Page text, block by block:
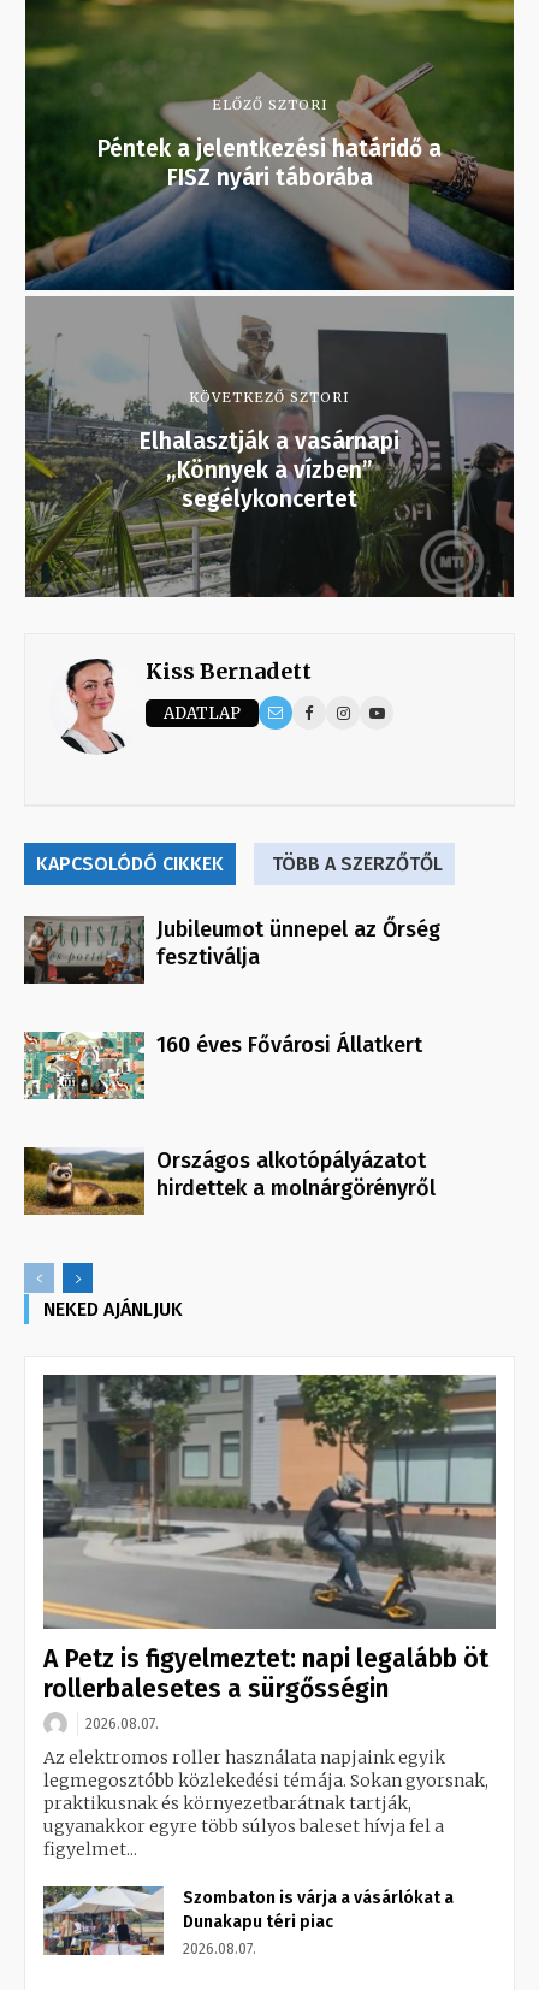
ELŐZŐ SZTORI
Péntek a jelentkezési határidő a
FISZ nyári táborába
KÖVETKEZŐ SZTORI
Elhalasztják a vasárnapi
„Könnyek a vízben”
segélykoncertet
Kiss Bernadett
ADATLAP
KAPCSOLÓDÓ CIKKEK TÖBB A SZERZŐTŐL
Jubileumot ünnepel az Őrség
fesztiválja
160 éves Fővárosi Állatkert
Országos alkotópályázatot
hirdettek a molnárgörényről
NEKED AJÁNLJUK
A Petz is figyelmeztet: napi legalább öt
rollerbalesetes a sürgősségin
2026.08.07.
Az elektromos roller használata napjaink egyik
legmegosztóbb közlekedési témája. Sokan gyorsnak,
praktikusnak és környezetbarátnak tartják,
ugyanakkor egyre több súlyos baleset hívja fel a
figyelmet...
Szombaton is várja a vásárlókat a
Dunakapu téri piac
2026.08.07.